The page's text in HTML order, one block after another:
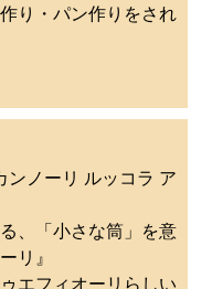
り・パン作りをされ
ンノーリ ルッコラ ア
、「小さな筒」を意
リ』
エフィオーリらしい